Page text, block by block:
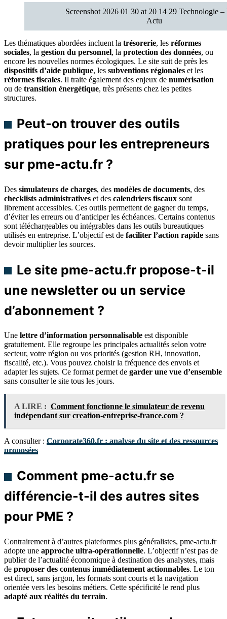
Screenshot 2026 01 30 at 20 14 29 Technologie
Actu
Les thématiques abordées incluent la trésorerie, les réformes
sociales, la gestion du personnel, la protection des données, ou
encore les nouvelles normes écologiques. Le site suit de près les
dispositifs d’aide publique, les subventions régionales et les
réformes fiscales. Il traite également des enjeux de numérisation
ou de transition énergétique, très présents chez les petites
structures.
Peut-on trouver des outils
pratiques pour les entrepreneurs
sur pme-actu.fr ?
Des simulateurs de charges, des modèles de documents, des
checklists administratives et des calendriers fiscaux sont
librement accessibles. Ces outils permettent de gagner du temps,
d’éviter les erreurs ou d’anticiper les échéances. Certains contenus
sont téléchargeables ou intégrables dans les outils bureautiques
utilisés en entreprise. L’objectif est de faciliter l’action rapide sans
devoir multiplier les sources.
Le site pme-actu.fr propose-t-il
une newsletter ou un service
d’abonnement ?
Une lettre d’information personnalisable est disponible
gratuitement. Elle regroupe les principales actualités selon votre
secteur, votre région ou vos priorités (gestion RH, innovation,
fiscalité, etc.). Vous pouvez choisir la fréquence des envois et
adapter les sujets. Ce format permet de garder une vue d’ensemble
sans consulter le site tous les jours.
A LIRE : Comment fonctionne le simulateur de revenu
indépendant sur creation-entreprise-france.com ?
A consulter : Corporate360.fr : analyse du site et des ressources
proposées
Comment pme-actu.fr se
différencie-t-il des autres sites
pour PME ?
Contrairement à d’autres plateformes plus généralistes, pme-actu.fr
adopte une approche ultra-opérationnelle. L’objectif n’est pas de
publier de l’actualité économique à destination des analystes, mais
de proposer des contenus immédiatement actionnables. Le ton
est direct, sans jargon, les formats sont courts et la navigation
orientée vers les besoins métiers. Cette spécificité le rend plus
adapté aux réalités du terrain.